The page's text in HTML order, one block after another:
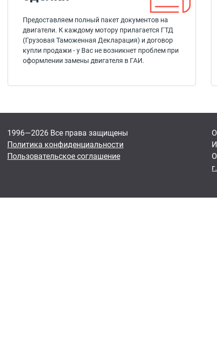
Предоставляем полный пакет документов на
двигатели. К каждому мотору прилагается ГТД
(Грузовая Таможенная Декларация) и договор
купли продажи - у Вас не возникнет проблем при
оформлении замены двигателя в ГАИ.
1996—2026 Все права защищены
Политика конфиденциальности
Пользовательское соглашение